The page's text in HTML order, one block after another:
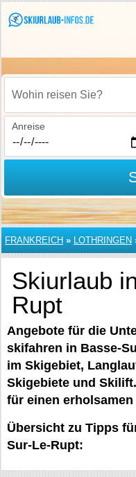
Wohin reisen Sie?
Anreise
FRANKREICH » LOTHRINGEN
Skiurlaub
Rupt
Angebote für die
skifahren in Basse-
im Skigebiet,
Skigebiete und
für einen erholsamen
Übersicht zu Tipps
Sur-Le-Rupt: